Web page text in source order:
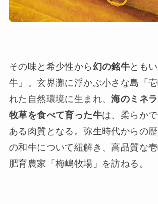
その味と希少性から 幻の銘牛とも
牛」。玄界灘に浮かぶ小さな島「
れた自然環境に生まれ、海のミネ
牧草を食べて育った牛は、柔らか
ある肉質となる。弥生時代からの
の和牛について紐解き、高品質な
肥育農家「梅嶋牧場」を訪ねる。